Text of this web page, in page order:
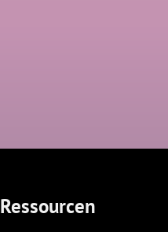
Ressourcen